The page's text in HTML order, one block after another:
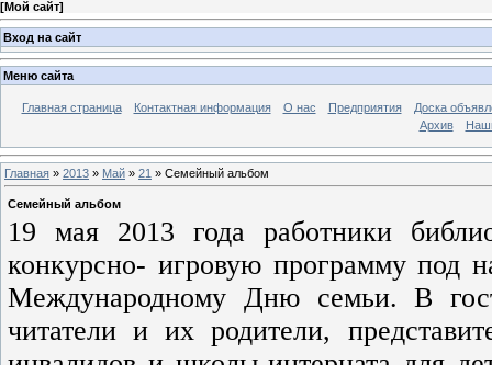
[Мой сайт]
Вход на сайт
Меню сайта
Главная страница Контактная информация О нас Предприятия
Доска
Архив
Главная » 2013 » Май » 21 » Семейный альбом
Семейный альбом
19 мая 2013 года работники
конкурсно- игровую программу под
Международному Дню семьи. В
читатели и их родители,